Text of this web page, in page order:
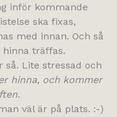
inför kommande
ska fixas,
med innan. Och så
hinna träffas.
Lite stressad och
hinna, och kommer
väl är på plats. :-)